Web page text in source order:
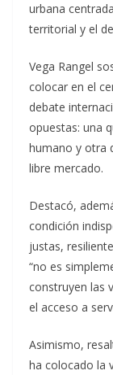
urbana
territorial y el
Vega Rangel
colocar en el
debate
opuestas: una
humano y otra
libre mercado.
Destacó,
condición
justas,
“no es
construyen las
el acceso a
Asimismo,
ha colocado la